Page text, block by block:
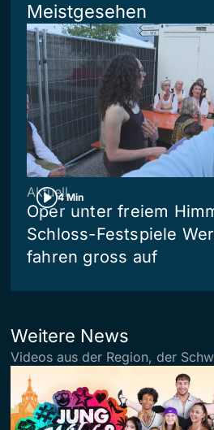
Meistgesehen
4 Min
Aktuell
Oper unter freiem
Schloss-Festspiele
fahren gross auf
Weitere News
Videos aus der Region, der